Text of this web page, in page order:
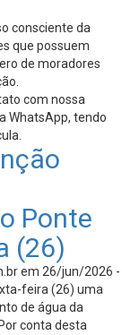
consciente da
que possuem
de moradores
com nossa
WhatsApp, tendo
Ponte
(26)
em 26/jun/2026 -
feira (26) uma
de água da
conta desta